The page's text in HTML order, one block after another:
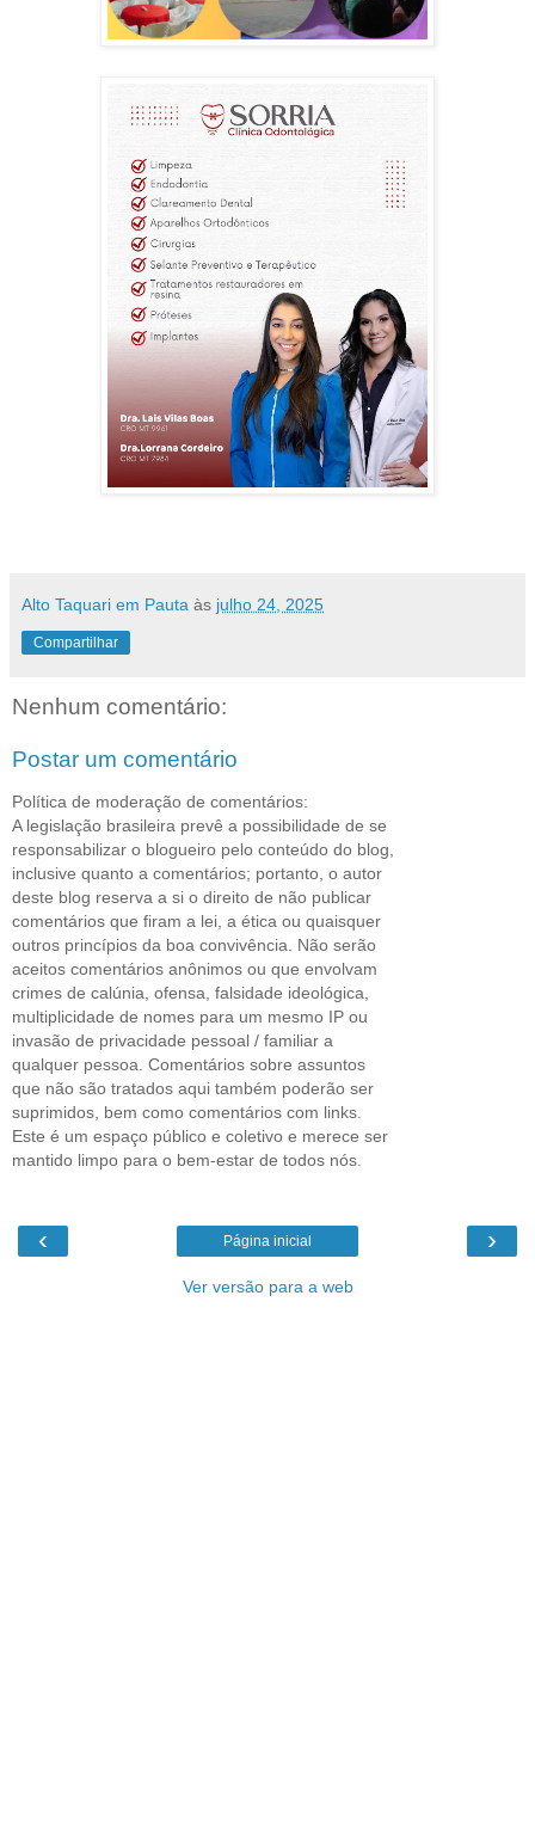
Alto Taquari em Pauta às julho 24, 2025
Compartilhar
Nenhum comentário:
Postar um comentário
Política de moderação de comentários:
A legislação brasileira prevê a possibilidade de se
responsabilizar o blogueiro pelo conteúdo do blog,
inclusive quanto a comentários; portanto, o autor
deste blog reserva a si o direito de não publicar
comentários que firam a lei, a ética ou quaisquer
outros princípios da boa convivência. Não serão
aceitos comentários anônimos ou que envolvam
crimes de calúnia, ofensa, falsidade ideológica,
multiplicidade de nomes para um mesmo IP ou
invasão de privacidade pessoal / familiar a
qualquer pessoa. Comentários sobre assuntos
que não são tratados aqui também poderão ser
suprimidos, bem como comentários com links.
Este é um espaço público e coletivo e merece ser
mantido limpo para o bem-estar de todos nós.
‹ ›
Página inicial
Ver versão para a web